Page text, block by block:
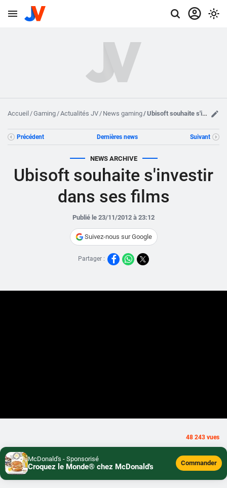
Accueil Gaming Actualités JV News gaming Ubisoft souhaite s'investir dans ses films
Précédent Suivant
Dernières news
NEWS ARCHIVE
Ubisoft souhaite s'investir
dans ses films
Publié le 23/11/2012 à 23:12
Suivez-nous sur Google
Partager :
48 243 vues
McDonald's - Sponsorisé
Croquez le Monde® chez McDonald's Commander